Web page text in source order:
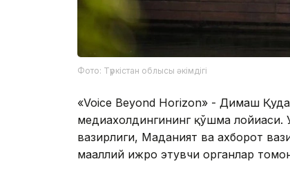
Фото: Түркістан облысы әкімдігі
«Voice Beyond Horizon» - Димаш
медиахолдингининг қўшма
вазирлиги, Маданият ва ахборот
маҳаллий ижро этувчи органлар